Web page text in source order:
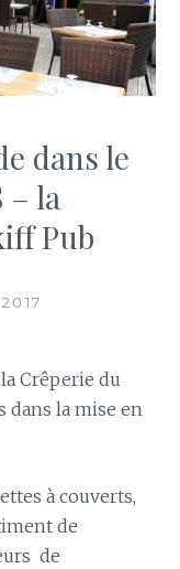
dans le
– la
Pub
Crêperie du
dans la mise en
à couverts,
de
de